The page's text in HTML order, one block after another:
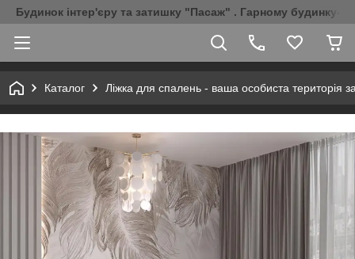
Будинок інтер'єру та затишку "Пасаж" . Гарному будинку-
Каталог Ліжка для спалень - ваша особиста територія